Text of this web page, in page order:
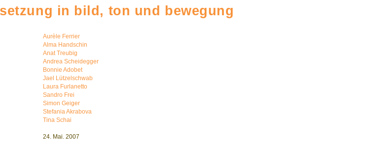
in bild, ton und bewegung
Aurèle Ferrier
Alma Handschin
Anat Treubig
Andrea Scheidegger
Bonnie Adobet
Jael Lützelschwab
Laura Furlanetto
Sandro Frei
Simon Geiger
Stefania Akrabova
Tina Schai
24. Mai. 2007